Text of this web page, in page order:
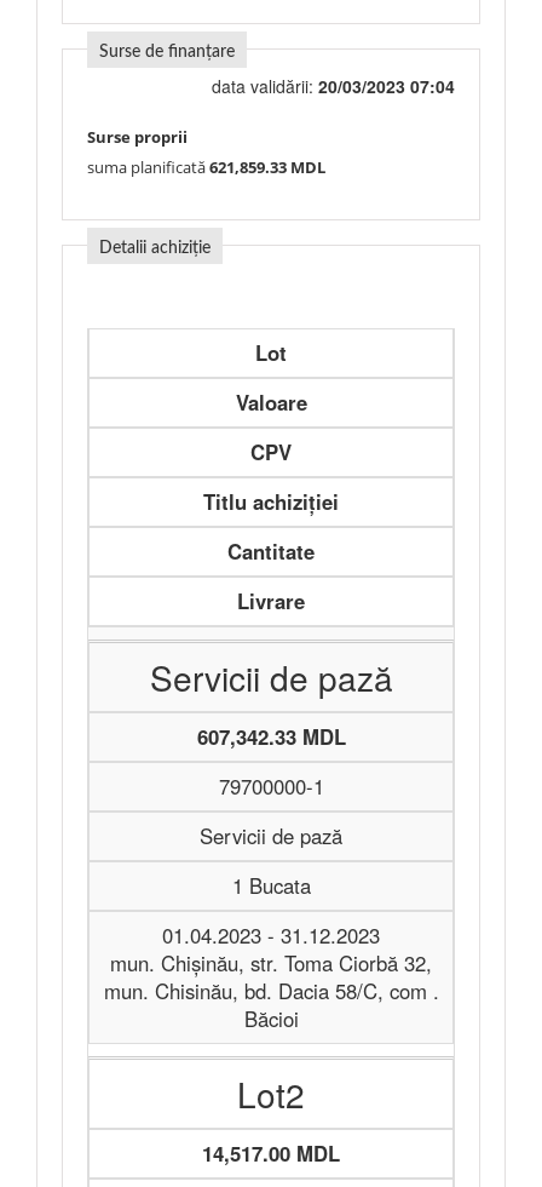
Surse de finanțare
data validării: 20/03/2023 07:04
Surse proprii
suma planificată621,859.33 MDL
Detalii achiziție
Lot
Valoare
CPV
Titlu achiziției
Cantitate
Livrare
Servicii de pază
607,342.33 MDL
79700000-1
Servicii de pază
1 Bucata
01.04.2023 - 31.12.2023
mun. Chișinău, str. Toma Ciorbă 32,
mun. Chisinău, bd. Dacia 58/C, com .
Băcioi
Lot2
14,517.00 MDL